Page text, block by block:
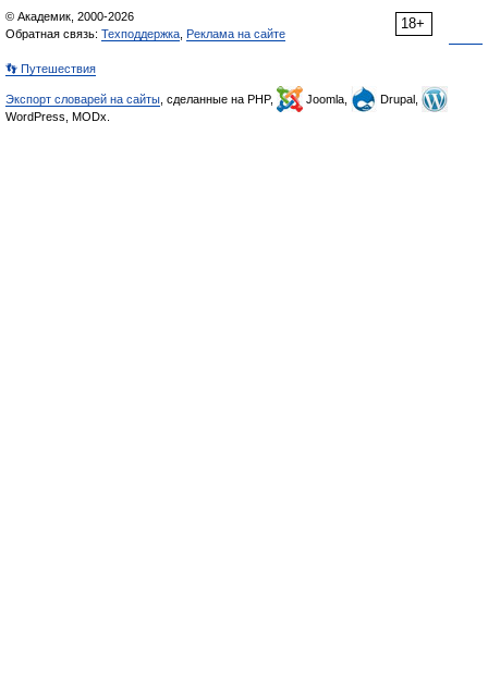
18+
© Академик, 2000-2026
Обратная связь: Техподдержка Реклама на сайте
👣 Путешествия
Экспорт словарей на сайты , сделанные на PHP, Joomla,
Drupal,
WordPress, MODx.